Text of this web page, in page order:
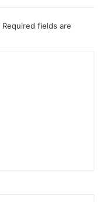
Required fields are